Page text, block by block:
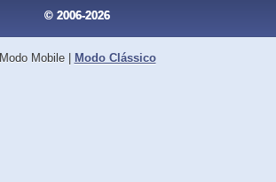
© 2006-2026
Modo Mobile| Modo Clássico